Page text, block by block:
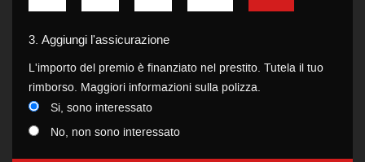
3. Aggiungi l'assicurazione
L'importo del premio è finanziato nel prestito. Tutela il tuo
rimborso. Maggiori informazioni sulla polizza.
Si, sono interessato
No, non sono interessato